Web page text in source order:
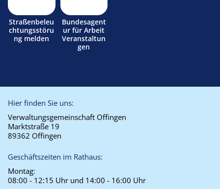
Straßenbeleu
chtungsstöru
ng melden
Bundesagent
ur für Arbeit
Veranstaltun
gen
Hier finden Sie uns:
Verwaltungsgemeinschaft Offingen
Marktstraße 19
89362 Offingen
Geschäftszeiten im Rathaus:
Montag:
08:00 - 12:15 Uhr und 14:00 - 16:00 Uhr